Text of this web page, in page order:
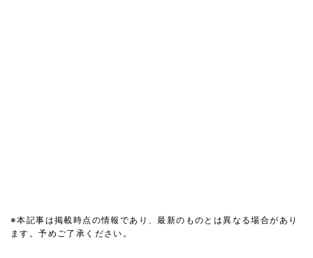
※本記事は掲載時点の情報であり、最新のものとは異なる場合があり
ます。予めご了承ください。